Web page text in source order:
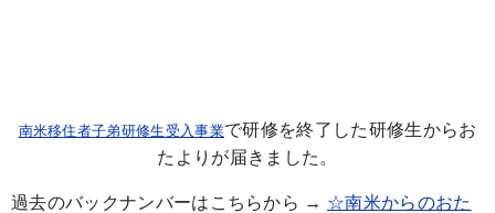
南米移住者子弟研修生受入事業で研修を終了した研修生からお
たよりが届きました。
過去のバックナンバーはこちらから → ☆南米からのおた